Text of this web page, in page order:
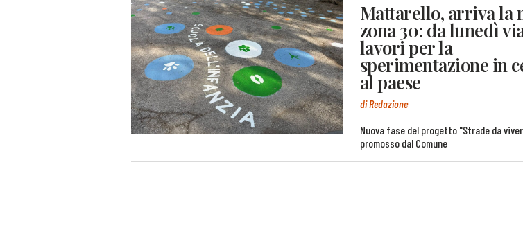
Mattarello, arriva la
zona 30: da lunedì
lavori per la
sperimentazione in
al paese
di Redazione
Nuova fase del progetto "Strade da
promosso dal Comune